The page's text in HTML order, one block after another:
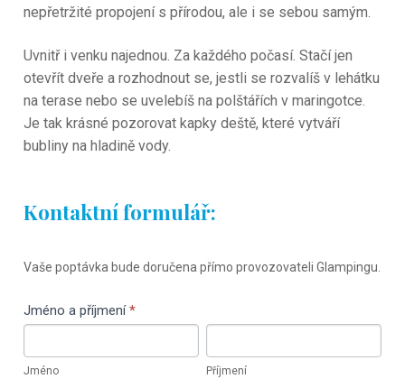
nepřetržité propojení s přírodou, ale i se sebou samým.
Uvnitř i venku najednou. Za každého počasí. Stačí jen
otevřít dveře a rozhodnout se, jestli se rozvalíš v lehátku
na terase nebo se uvelebíš na polštářích v maringotce.
Je tak krásné pozorovat kapky deště, které vytváří
bubliny na hladině vody.
Kontaktní formulář:
Rezervační
Maringotka
Pomněnka
Vaše poptávka bude doručena přímo provozovateli Glampingu.
Jméno a příjmení*
Jméno Příjmení
If
are
human,